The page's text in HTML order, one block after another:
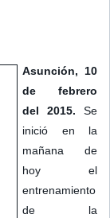
Asunción, 10
de febrero
del 2015. Se
inició en la
mañana de
hoy el
entrenamiento
de la